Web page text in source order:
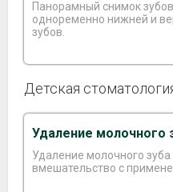
Панорамный снимок
одноременно нижней и
зубов.
Детская
Удаление молочного
Удаление молочного зуба
вмешательство с